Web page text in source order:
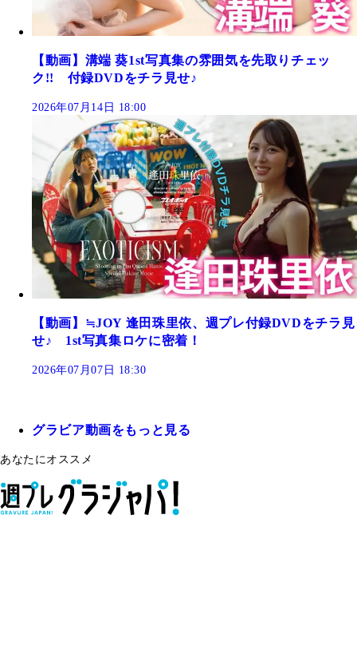
【動画】溝端 葵1st写真集の雰囲気を先取りチェッ
ク!! 付録DVDをチラ見せ♪
2026年07月14日 18:00
【動画】≒JOY 逢田珠里依、週プレ付録DVDをチラ見
せ♪ 1st写真集ロケに密着！
2026年07月07日 18:30
グラビア動画をもっと見る
あなたにオススメ